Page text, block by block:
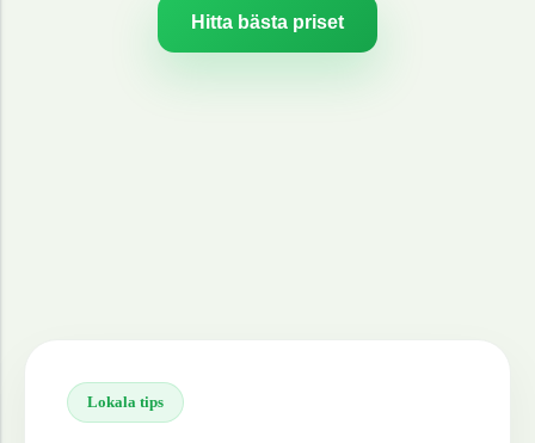
Hitta bästa priset
Lokala tips